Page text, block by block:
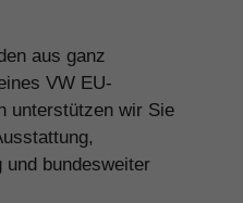
aus ganz
VW EU-
unterstützen wir Sie
und bundesweiter